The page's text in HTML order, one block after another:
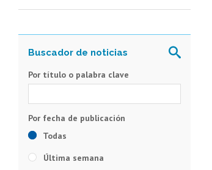
Por título o palabra clave
Todas
Última semana